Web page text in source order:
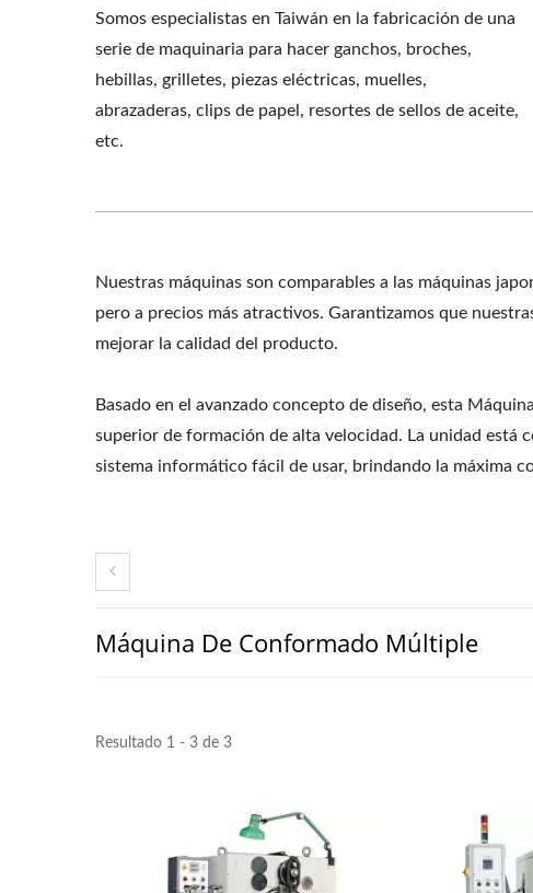
Somos especialistas en Taiwán en la fabricación de una
serie de maquinaria para hacer ganchos, broches,
hebillas, grilletes, piezas eléctricas, muelles,
abrazaderas, clips de papel, resortes de sellos de aceite,
etc.
Nuestras máquinas son comparables a las máquinas
pero a precios más atractivos. Garantizamos que
mejorar la calidad del producto.
Basado en el avanzado concepto de diseño, esta
superior de formación de alta velocidad. La unidad
sistema informático fácil de usar, brindando la máxima
Máquina De Conformado Múltiple
Resultado 1 - 3 de 3